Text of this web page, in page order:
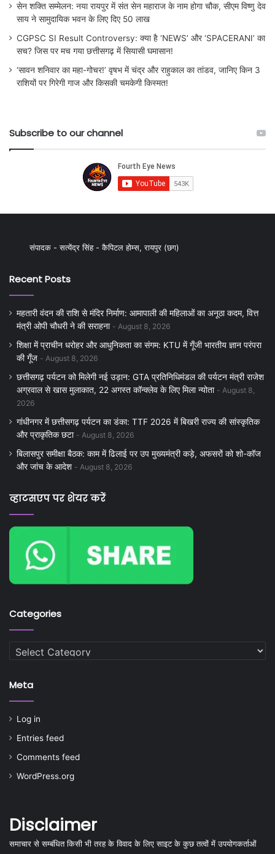
सेन शक्ति सम्मेलन: नया रायपुर में संत सेन महाराज के नाम होगा चौक, सीएम विष्णु देव
साय ने सामुदायिक भवन के लिए दिए 50 लाख
CGPSC SI Result Controversy: क्या है ‘NEWS’ और ‘SPACERANI’ का
सच? जिस पर मच गया छत्तीसगढ़ में सियासी घमासान!
‘सावन शनिवार का महा-गोचर!’ वृषभ में चंद्र और राहुकाल का तांडव, जानिए किन 3
राशियों पर गिरेगी गाज और किसकी चमकेगी किस्मत!
Subscribe to our channel
संपादक - सत्येंद्र सिंह - कैपिटल होम्स, रायपुर (छग)
Recent Posts
महतारी वंदन की राशि से मंदिर निर्माण: आमापाली की महिलाओं का अनूठा कदम, वित्त
मंत्री ओपी चौधरी ने की सराहना
August 8, 2026
शिक्षा में प्राचीन धरोहर और आधुनिकता का संगम: KTU में गूँजी भारतीय ज्ञान परंपरा
की गूँज
August 8, 2026
छत्तीसगढ़ पर्यटन को मिलेगी नई उड़ान: GTA प्रतिनिधिमंडल की पर्यटन मंत्री राजेश
अग्रवाल से खास मुलाकात, 22 अगस्त कॉन्क्लेव के लिए मिला न्योता
August 8,
2026
गांधीनगर में छत्तीसगढ़ पर्यटन का डंका: TTF 2026 में बिखरी राज्य की सांस्कृतिक
और प्राकृतिक छटा
August 8, 2026
बिलासपुर समीक्षा बैठक: काम में ढिलाई पर उप मुख्यमंत्री कड़े, अफसरों को शो-कॉज
और जांच के आदेश
August 8, 2026
व्हाटसएप पर शेयर करें
Categories
Categories
Meta
Log in
Entries feed
Comments feed
WordPress.org
Disclaimer
समाचार से सम्बंधित किसी भी तरह के विवाद के लिए साइट के कुछ तत्वों में उपयोगकर्ताओं